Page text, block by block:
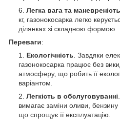
Легка вага та маневреність
кг, газонокосарка легко
ділянках зі складною формою.
Переваги:
Екологічність . Завдяки
газонокосарка працює без
атмосферу, що робить її
варіантом.
Легкість в обслуговуванні
вимагає заміни оливи, бензину
що спрощує її експлуатацію.